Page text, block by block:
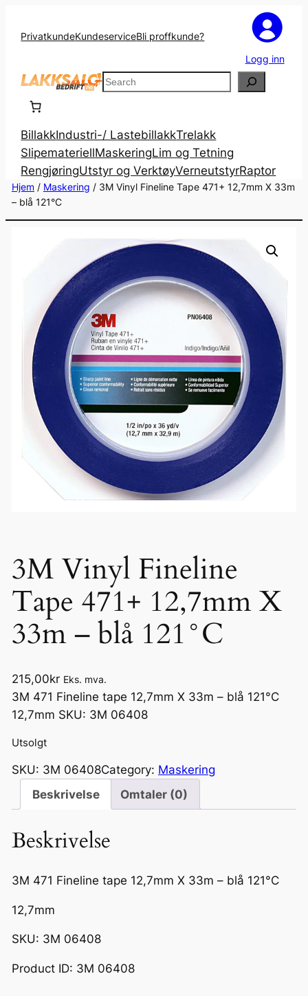
PrivatkundeKundeserviceBli proffkunde?
Logg inn
Search
BillakkIndustri-/ LastebillakkTrelakk
SlipemateriellMaskeringLim og Tetning
RengjøringUtstyr og VerktøyVerneutstyrRaptor
Hjem/ Maskering / 3M Vinyl Fineline Tape 471+ 12,7mm X 33m
– blå 121°C
3M Vinyl Fineline
Tape 471+ 12,7mm X
33m – blå 121°C
215,00kr Eks. mva.
3M 471 Fineline tape 12,7mm X 33m – blå 121°C
12,7mm SKU: 3M 06408
Utsolgt
SKU: 3M 06408Category: Maskering
Beskrivelse
Omtaler (0)
Beskrivelse
3M 471 Fineline tape 12,7mm X 33m – blå 121°C
12,7mm
SKU: 3M 06408
Product ID: 3M 06408